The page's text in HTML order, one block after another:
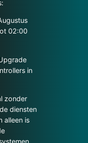
02:00
in
zonder
diensten
alleen is